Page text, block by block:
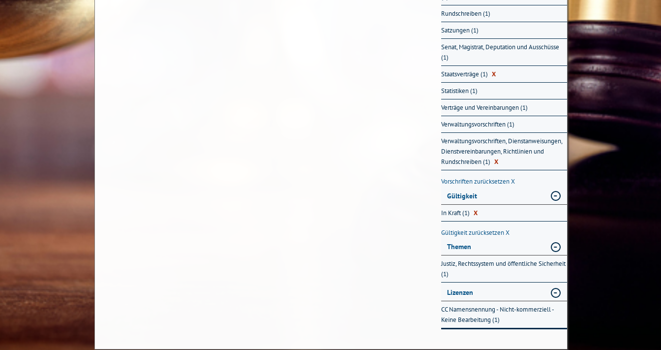
Rundschreiben (1)
Satzungen (1)
Senat, Magistrat, Deputation und Ausschüsse
(1)
Staatsverträge (1) X
Statistiken (1)
Verträge und Vereinbarungen (1)
Verwaltungsvorschriften (1)
Verwaltungsvorschriften, Dienstanweisungen,
Dienstvereinbarungen, Richtlinien und
Rundschreiben (1) X
Vorschriften zurücksetzenX
Gültigkeit
In Kraft (1) X
Gültigkeit zurücksetzenX
Themen
Justiz, Rechtssystem und öffentliche Sicherheit
(1)
Lizenzen
CC Namensnennung - Nicht-kommerziell -
Keine Bearbeitung (1)